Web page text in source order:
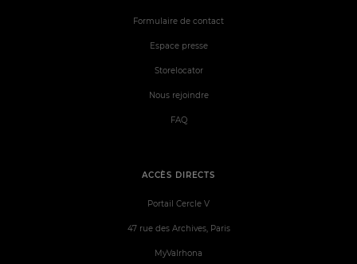
ACCÈS DIRECTS
Portail Cercle V
47 rue des Archives, Paris
MyValrhona
Formulaire de contact
Espace presse
Storelocator
Nous rejoindre
FAQ